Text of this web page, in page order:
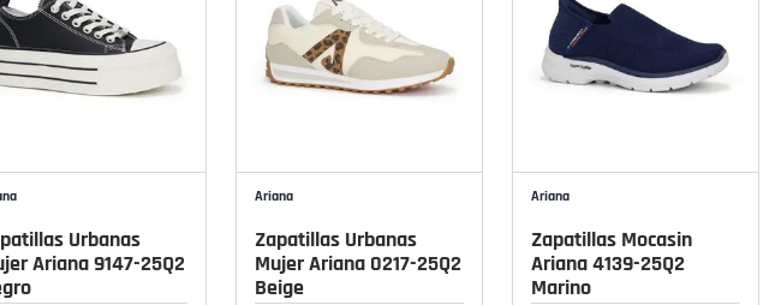
Urbanas
Ariana 9147-25Q2
Ariana
Zapatillas Urbanas
Mujer Ariana 0217-25Q2
Beige
Ariana
Zapatillas Mocasin
Ariana 4139-25Q2
Marino